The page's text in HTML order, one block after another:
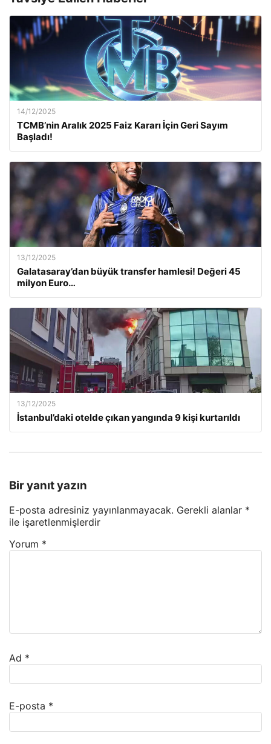
14/12/2025
TCMB’nin Aralık 2025 Faiz Kararı İçin Geri Sayım
Başladı!
13/12/2025
Galatasaray’dan büyük transfer hamlesi! Değeri 45
milyon Euro…
13/12/2025
İstanbul’daki otelde çıkan yangında 9 kişi kurtarıldı
Bir yanıt yazın
E-posta adresiniz yayınlanmayacak. Gerekli alanlar *
ile işaretlenmişlerdir
Yorum *
Ad *
E-posta *